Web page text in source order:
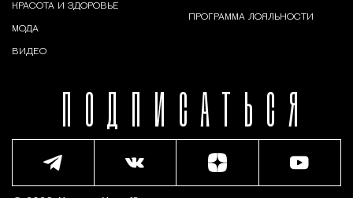
ПОДПИСАТЬСЯ
КРАСОТА И ЗДОРОВЬЕ
МОДА
ВИДЕО
ПРОГРАММА ЛОЯЛЬНОСТИ